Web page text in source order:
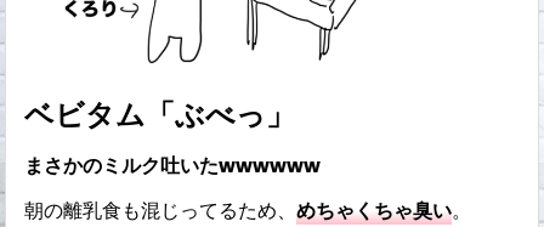
ベビタム「ぶべっ」
まさかのミルク吐いたwwwwww
朝の離乳食も混じってるため、めちゃくちゃ臭い。